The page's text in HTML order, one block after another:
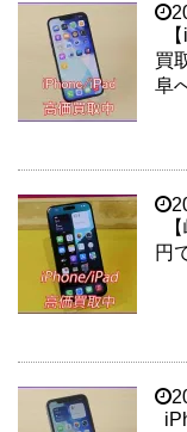
買
阜
円